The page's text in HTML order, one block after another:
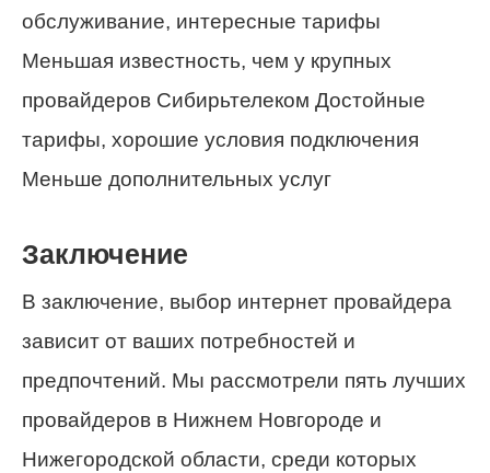
обслуживание, интересные тарифы
Меньшая известность, чем у крупных
провайдеров Сибирьтелеком Достойные
тарифы, хорошие условия подключения
Меньше дополнительных услуг
Заключение
В заключение, выбор интернет провайдера
зависит от ваших потребностей и
предпочтений. Мы рассмотрели пять лучших
провайдеров в Нижнем Новгороде и
Нижегородской области, среди которых